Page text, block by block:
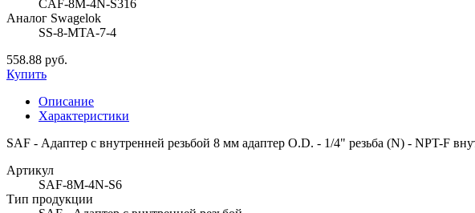
CAF-8M-4N-S316
Аналог Swagelok
SS-8-MTA-7-4
558.88 руб.
Купить
Описание
Характеристики
SAF - Адаптер с внутренней резьбой 8 мм адаптер O.D. - 1/4" резьба (N) - NPT-F
Артикул
SAF-8M-4N-S6
Тип продукции